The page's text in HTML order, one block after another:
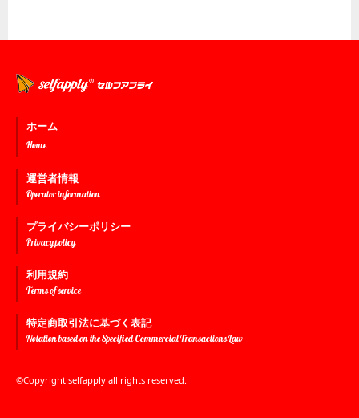
ホーム
Home
運営者情報
Operator information
プライバシーポリシー
Privacy policy
利用規約
Terms of service
特定商取引法に基づく表記
Notation based on the Specified Commercial Transactions Law
©Copyright selfapply all rights reserved.